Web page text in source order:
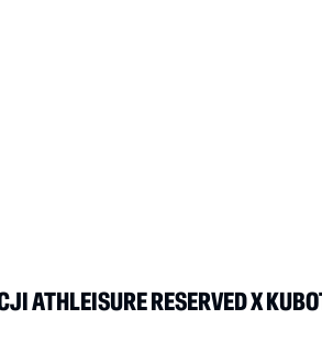
ATHLEISURE RESERVED X